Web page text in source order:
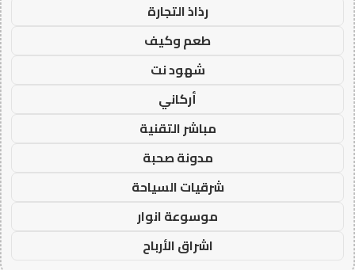
رذاذ التجارة
طعم وكيف
شهود نت
أركاني
مباشر التقنية
مدونة صحبة
شرقيات السياحة
موسوعة انوار
اشراق الأرباح